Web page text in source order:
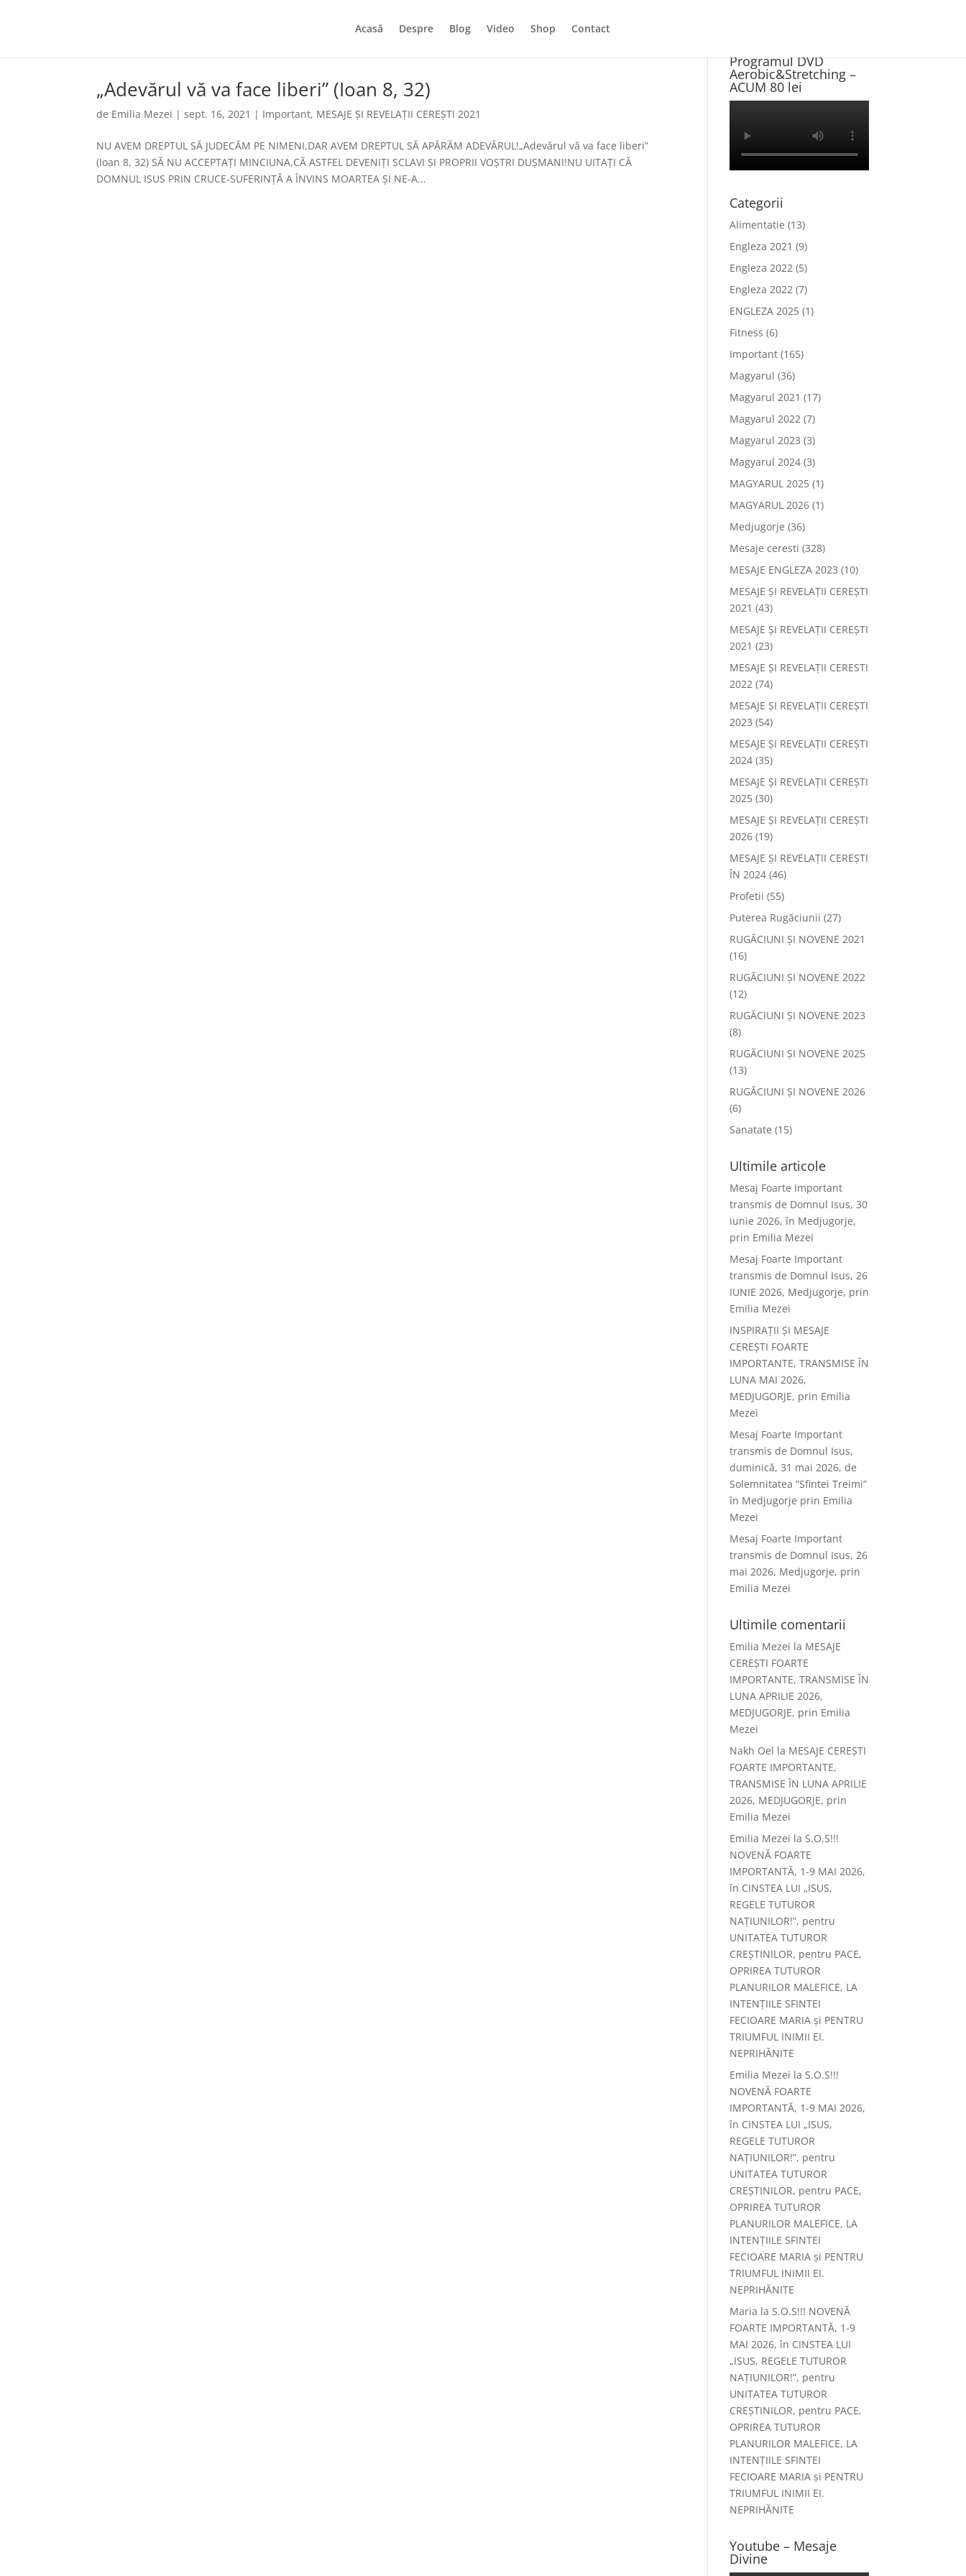
Acasă Despre Blog Video Shop Contact
„Adevărul vă va face liberi” (Ioan 8, 32)
de Emilia Mezei |sept. 16, 2021 | Important, MESAJE ȘI REVELAȚII CEREȘTI 2021
NU AVEM DREPTUL SĂ JUDECĂM PE NIMENI,DAR AVEM DREPTUL SĂ APĂRĂM ADEVĂRUL!„Adevărul vă va face liberi”
(Ioan 8, 32) SĂ NU ACCEPTAȚI MINCIUNA,CĂ ASTFEL DEVENIȚI SCLAVI ȘI PROPRII VOȘTRI DUȘMANI!NU UITAȚI CĂ
DOMNUL ISUS PRIN CRUCE-SUFERINȚĂ A ÎNVINS MOARTEA ȘI NE-A...
Programul DVD
Aerobic&Stretching –
ACUM 80 lei
Categorii
Alimentatie (13)
Engleza 2021 (9)
Engleza 2022 (5)
Engleza 2022 (7)
ENGLEZA 2025 (1)
Fitness (6)
Important (165)
Magyarul (36)
Magyarul 2021 (17)
Magyarul 2022 (7)
Magyarul 2023 (3)
Magyarul 2024 (3)
MAGYARUL 2025 (1)
MAGYARUL 2026 (1)
Medjugorje (36)
Mesaje ceresti (328)
MESAJE ENGLEZA 2023 (10)
MESAJE ȘI REVELAȚII CEREȘTI
2021 (43)
MESAJE ȘI REVELAȚII CEREȘTI
2021 (23)
MESAJE ȘI REVELAȚII CERESTI
2022 (74)
MESAJE ȘI REVELAȚII CEREȘTI
2023 (54)
MESAJE ȘI REVELAȚII CEREȘTI
2024 (35)
MESAJE ȘI REVELAȚII CEREȘTI
2025 (30)
MESAJE ȘI REVELAȚII CEREȘTI
2026 (19)
MESAJE ȘI REVELAȚII CEREȘTI
ÎN 2024 (46)
Profetii (55)
Puterea Rugăciunii (27)
RUGĂCIUNI ȘI NOVENE 2021
(16)
RUGĂCIUNI ȘI NOVENE 2022
(12)
RUGĂCIUNI ȘI NOVENE 2023
(8)
RUGĂCIUNI ȘI NOVENE 2025
(13)
RUGĂCIUNI ȘI NOVENE 2026
(6)
Sanatate (15)
Ultimile articole
Mesaj Foarte Important
transmis de Domnul Isus, 30
iunie 2026, în Medjugorje,
prin Emilia Mezei
Mesaj Foarte Important
transmis de Domnul Isus, 26
IUNIE 2026, Medjugorje, prin
Emilia Mezei
INSPIRAȚII ȘI MESAJE
CEREȘTI FOARTE
IMPORTANTE, TRANSMISE ÎN
LUNA MAI 2026,
MEDJUGORJE, prin Emilia
Mezei
Mesaj Foarte Important
transmis de Domnul Isus,
duminică, 31 mai 2026, de
Solemnitatea ”Sfintei Treimi”
în Medjugorje prin Emilia
Mezei
Mesaj Foarte Important
transmis de Domnul Isus, 26
mai 2026, Medjugorje, prin
Emilia Mezei
Ultimile comentarii
Emilia Mezei la MESAJE
CEREȘTI FOARTE
IMPORTANTE, TRANSMISE ÎN
LUNA APRILIE 2026,
MEDJUGORJE, prin Emilia
Mezei
Nakh Oel la MESAJE CEREȘTI
FOARTE IMPORTANTE,
TRANSMISE ÎN LUNA APRILIE
2026, MEDJUGORJE, prin
Emilia Mezei
Emilia Mezei laS.O.S!!!
NOVENĂ FOARTE
IMPORTANTĂ, 1-9 MAI 2026,
în CINSTEA LUI „ISUS,
REGELE TUTUROR
NAȚIUNILOR!”, pentru
UNITATEA TUTUROR
CREȘTINILOR, pentru PACE,
OPRIREA TUTUROR
PLANURILOR MALEFICE, LA
INTENȚIILE SFINTEI
FECIOARE MARIA și PENTRU
TRIUMFUL INIMII EI.
NEPRIHĂNITE
Emilia Mezei laS.O.S!!!
NOVENĂ FOARTE
IMPORTANTĂ, 1-9 MAI 2026,
în CINSTEA LUI „ISUS,
REGELE TUTUROR
NAȚIUNILOR!”, pentru
UNITATEA TUTUROR
CREȘTINILOR, pentru PACE,
OPRIREA TUTUROR
PLANURILOR MALEFICE, LA
INTENȚIILE SFINTEI
FECIOARE MARIA și PENTRU
TRIUMFUL INIMII EI.
NEPRIHĂNITE
Maria laS.O.S!!! NOVENĂ
FOARTE IMPORTANTĂ, 1-9
MAI 2026, în CINSTEA LUI
„ISUS, REGELE TUTUROR
NAȚIUNILOR!”, pentru
UNITATEA TUTUROR
CREȘTINILOR, pentru PACE,
OPRIREA TUTUROR
PLANURILOR MALEFICE, LA
INTENȚIILE SFINTEI
FECIOARE MARIA și PENTRU
TRIUMFUL INIMII EI.
NEPRIHĂNITE
Youtube – Mesaje
Divine